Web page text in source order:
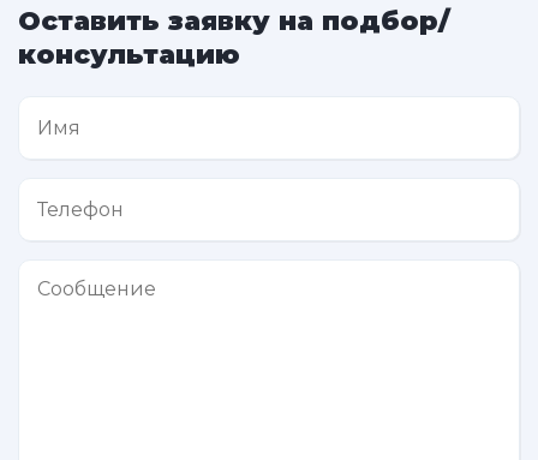
Оставить заявку на подбор/
консультацию